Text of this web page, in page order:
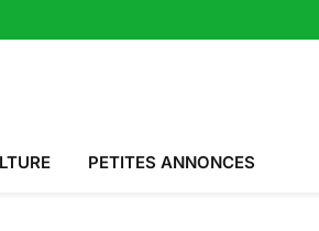
PETITES ANNONCES